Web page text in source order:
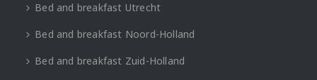
Bed and breakfast Utrecht
Bed and breakfast Noord-Holland
Bed and breakfast Zuid-Holland